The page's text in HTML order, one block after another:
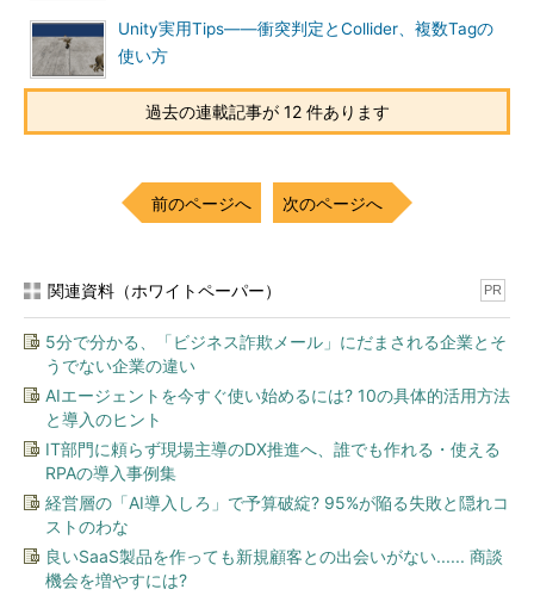
Unity実用Tips――衝突判定とCollider、複数Tagの
使い方
過去の連載記事が 12 件あります
前のページへ 次のページへ
関連資料（ホワイトペーパー） PR
5分で分かる、「ビジネス詐欺メール」にだまされる企業とそ
うでない企業の違い
AIエージェントを今すぐ使い始めるには? 10の具体的活用方法
と導入のヒント
IT部門に頼らず現場主導のDX推進へ、誰でも作れる・使える
RPAの導入事例集
経営層の「AI導入しろ」で予算破綻? 95%が陥る失敗と隠れコ
ストのわな
良いSaaS製品を作っても新規顧客との出会いがない...... 商談
機会を増やすには?